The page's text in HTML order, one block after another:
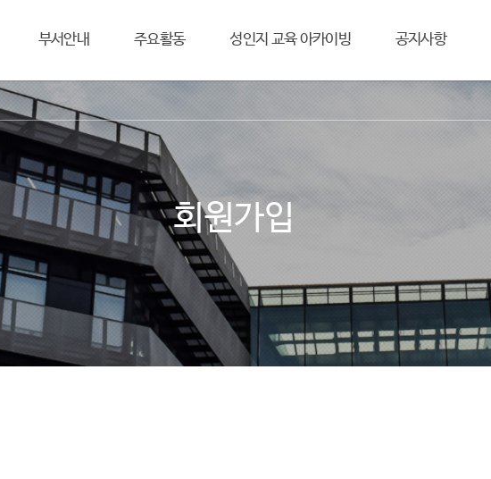
부서안내 주요활동 성인지 교육 아카이빙 공지사항
회원가입